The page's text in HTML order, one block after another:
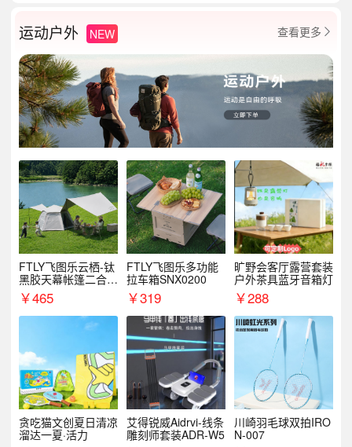
运动户外 NEW 查看更多 
FTLY飞图乐云栖-钛
黑胶天幕帐篷二合一
TMTZ0201
￥465
FTLY飞图乐多功能
拉车箱SNX0200
￥319
旷野会客厅露营套装
户外茶具蓝牙音箱灯
￥288
贪吃猫文创夏日清凉
溜达一夏·活力
艾得锐威Aidrvi-线条
雕刻师套装ADR-W5
川崎羽毛球双拍IRO
N-007